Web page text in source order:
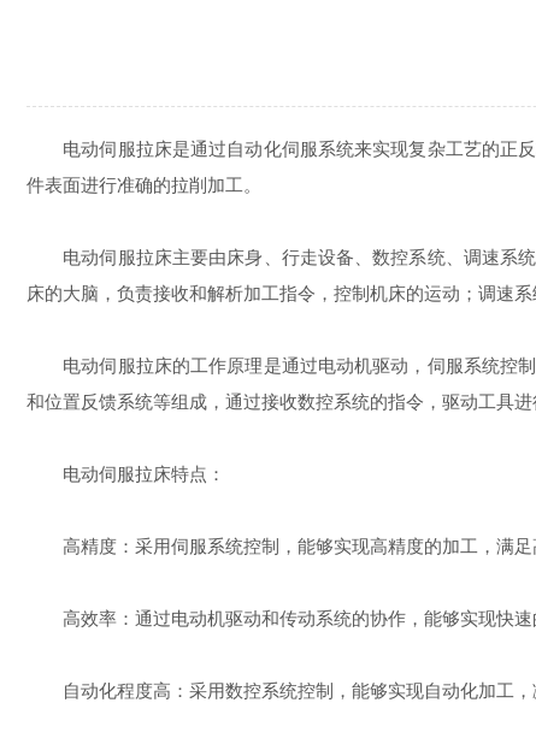
电动伺服拉床是通过自动化伺服系统来实现复杂工艺的正反
件表面进行准确的拉削加工。
电动伺服拉床主要由床身、行走设备、数控系统、调速系统
床的大脑，负责接收和解析加工指令，控制机床的运动；调速
电动伺服拉床的工作原理是通过电动机驱动，伺服系统控制
和位置反馈系统等组成，通过接收数控系统的指令，驱动工具进
电动伺服拉床特点：
高精度：采用伺服系统控制，能够实现高精度的加工，满足
高效率：通过电动机驱动和传动系统的协作，能够实现快速
自动化程度高：采用数控系统控制，能够实现自动化加工，